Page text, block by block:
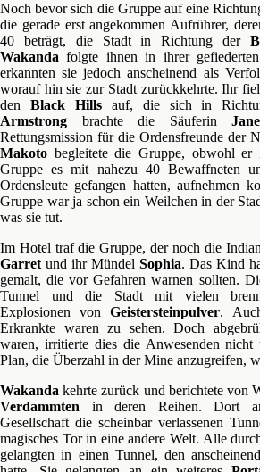
Noch bevor sich die Gruppe auf eine
die gerade erst angekommen Aufrührer,
40 beträgt, die Stadt in Richtung der
Wakanda folgte ihnen in ihrer
erkannten sie jedoch anscheinend als
worauf hin sie zur Stadt zurückkehrte. Ihr
den Black Hillsauf, die sich in
Armstrong brachte die Säuferin Jane
Rettungsmission für die Ordensfreunde der
Makoto begleitete die Gruppe, obwohl
Gruppe es mit nahezu 40 Bewaffneten
Ordensleute gefangen hatten, aufnehmen
Gruppe war ja schon ein Weilchen in der
was sie tut.
Im Hotel traf die Gruppe, der noch die
Garret und ihr Mündel Sophia. Das Kind
gemalt, die vor Gefahren warnen sollten.
Tunnel und die Stadt mit vielen
Explosionen vonGeistersteinpulver.
Erkrankte waren zu sehen. Doch
waren, irritierte dies die Anwesenden
Plan, die Überzahl in der Mine anzugreifen,
Wakanda kehrte zurück und berichtete von
Verdammten in deren Reihen. Dort
Gesellschaft die scheinbar verlassenen
magisches Tor in eine andere Welt. Alle
gelangten in einen Tunnel, den